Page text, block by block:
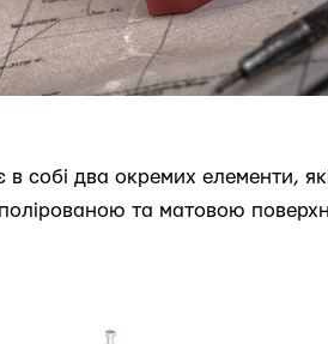
в собі два окремих елементи,
та матовою